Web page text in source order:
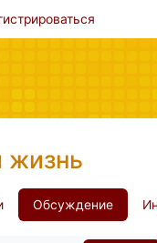
жизнь
Обсуждение